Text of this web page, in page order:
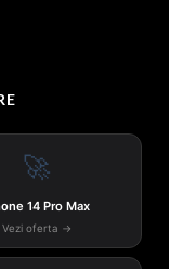
🚀
14 Pro Max
Vezi oferta →